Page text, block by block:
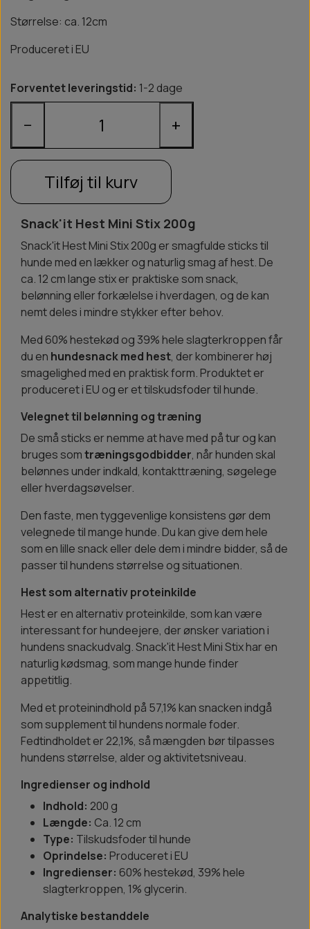
Størrelse: ca. 12cm
Produceret i EU
Forventet leveringstid: 1-2 dage
− +
Tilføj til kurv
Snack'it Hest Mini Stix 200g
Snack'it Hest Mini Stix 200g er smagfulde sticks til
hunde med en lækker og naturlig smag af hest. De
ca. 12 cm lange stix er praktiske som snack,
belønning eller forkælelse i hverdagen, og de kan
nemt deles i mindre stykker efter behov.
Med 60% hestekød og 39% hele slagterkroppen får
du en hundesnack med hest, der kombinerer høj
smagelighed med en praktisk form. Produktet er
produceret i EU og er et tilskudsfoder til hunde.
Velegnet til belønning og træning
De små sticks er nemme at have med på tur og kan
bruges somtræningsgodbidder, når hunden skal
belønnes under indkald, kontakttræning, søgelege
eller hverdagsøvelser.
Den faste, men tyggevenlige konsistens gør dem
velegnede til mange hunde. Du kan give dem hele
som en lille snack eller dele dem i mindre bidder, så de
passer til hundens størrelse og situationen.
Hest som alternativ proteinkilde
Hest er en alternativ proteinkilde, som kan være
interessant for hundeejere, der ønsker variation i
hundens snackudvalg. Snack'it Hest Mini Stix har en
naturlig kødsmag, som mange hunde finder
appetitlig.
Med et proteinindhold på 57,1% kan snacken indgå
som supplement til hundens normale foder.
Fedtindholdet er 22,1%, så mængden bør tilpasses
hundens størrelse, alder og aktivitetsniveau.
Ingredienser og indhold
Indhold: 200 g
Længde: Ca. 12 cm
Type: Tilskudsfoder til hunde
Oprindelse: Produceret i EU
Ingredienser: 60% hestekød, 39% hele
slagterkroppen, 1% glycerin.
Analytiske bestanddele